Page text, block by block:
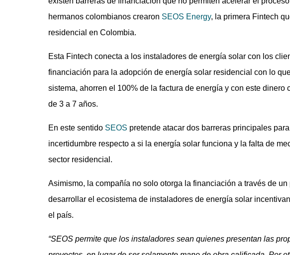
hermanos colombianos crearon SEOS Energy, la primera Fintech
residencial en Colombia.
Esta Fintech conecta a los instaladores de energía solar con los
financiación para la adopción de energía solar residencial con lo
sistema, ahorren el 100% de la factura de energía y con este
de 3 a 7 años.
En este sentido SEOS pretende atacar dos barreras principales
incertidumbre respecto a si la energía solar funciona y la falta de
sector residencial.
Asimismo, la compañía no solo otorga la financiación a través de
desarrollar el ecosistema de instaladores de energía solar
el país.
“SEOS permite que los instaladores sean quienes presentan las